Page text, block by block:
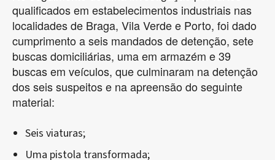
qualificados em estabelecimentos industriais nas
localidades de Braga, Vila Verde e Porto, foi dado
cumprimento a seis mandados de detenção, sete
buscas domiciliárias, uma em armazém e 39
buscas em veículos, que culminaram na detenção
dos seis suspeitos e na apreensão do seguinte
material:
Seis viaturas;
Uma pistola transformada;